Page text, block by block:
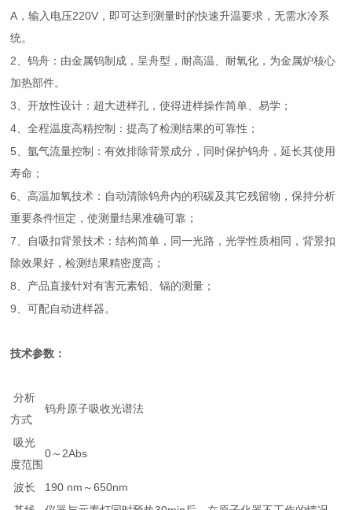
A ，输入电压220V ，即可达到测量时的快速升温要求，无需水冷系
统。
2、钨舟：由金属钨制成，呈舟型，耐高温、耐氧化，为金属炉核心
加热部件。
3、开放性设计：超大进样孔，使得进样操作简单、易学；
4、全程温度高精控制：提高了检测结果的可靠性；
5、氩气流量控制：有效排除背景成分，同时保护钨舟，延长其使用
寿命；
6、高温加氧技术：自动清除钨舟内的积碳及其它残留物，保持分析
重要条件恒定，使测量结果准确可靠；
7、自吸扣背景技术：结构简单，同一光路，光学性质相同，背景扣
除效果好，检测结果精密度高；
8、产品直接针对有害元素铅、镉的测量；
9、可配自动进样器。
技术参数：
分析
方式
钨舟原子吸收光谱法
吸光
度范围
0 ～2Abs
波长 190 nm ～650nm